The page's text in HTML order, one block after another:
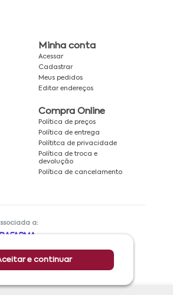
Aceitar e continuar
Minha conta
Acessar
Cadastrar
Meus pedidos
Editar endereços
Compra Online
Política de preços
Política de entrega
Polítitca de privacidade
Política de troca e
devolução
Política de cancelamento
a: